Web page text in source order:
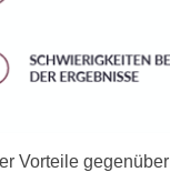
Vorteile